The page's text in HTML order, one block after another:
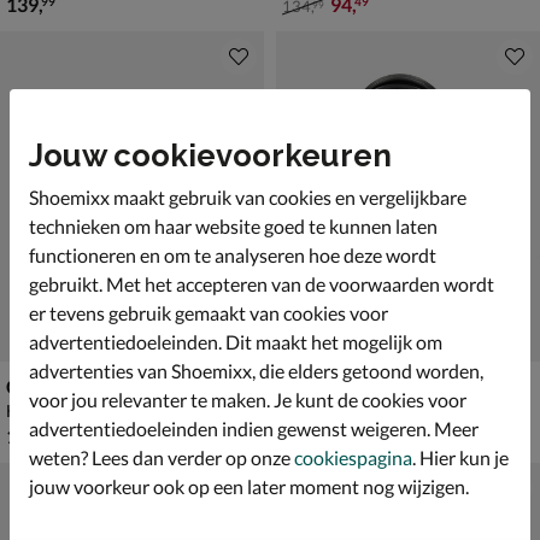
134,99
Guess Darcy
Handtas - zwart
€ 139,99
139,99
Guess Noelle Small
Handtas - zwart
€ 149,99
149,99
Jouw cookievoorkeuren
Shoemixx maakt gebruik van cookies en vergelijkbare
technieken om haar website goed te kunnen laten
functioneren en om te analyseren hoe deze wordt
gebruikt. Met het accepteren van de voorwaarden wordt
er tevens gebruik gemaakt van cookies voor
advertentiedoeleinden. Dit maakt het mogelijk om
advertenties van Shoemixx, die elders getoond worden,
voor jou relevanter te maken. Je kunt de cookies voor
advertentiedoeleinden indien gewenst weigeren. Meer
weten? Lees dan verder op onzecookiespagina. Hier kun je
jouw voorkeur ook op een later moment nog wijzigen.